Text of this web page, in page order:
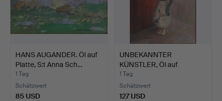
HANS AUGANDER. Öl auf
Platte, S:t Anna Sch…
1 Tag
Schätzwert
85 USD
UNBEKANNTER
KÜNSTLER, Öl auf
Leinwand, Sti…
1 Tag
Schätzwert
127 USD